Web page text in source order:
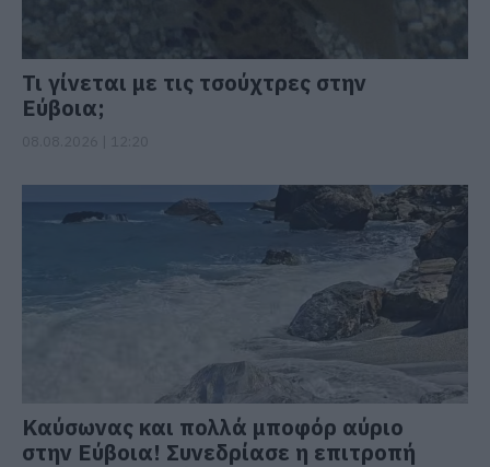
Τι γίνεται με τις τσούχτρες στην
Εύβοια;
Καύσωνας και πολλά μποφόρ αύριο
στην Εύβοια! Συνεδρίασε η επιτροπή